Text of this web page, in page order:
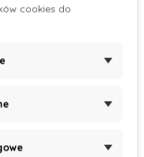
Nienhuis - Kwadrat
cookies do